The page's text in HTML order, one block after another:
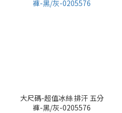
大尺碼-超值冰絲 排汗 五分
褲-黑/灰-0205576